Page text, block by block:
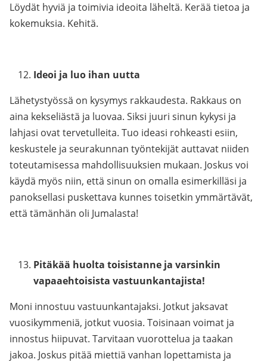
Löydät hyviä ja toimivia ideoita läheltä. Kerää tietoa ja
kokemuksia. Kehitä.
Ideoi ja luo ihan uutta
Lähetystyössä on kysymys rakkaudesta. Rakkaus on
aina kekseliästä ja luovaa. Siksi juuri sinun kykysi ja
lahjasi ovat tervetulleita. Tuo ideasi rohkeasti esiin,
keskustele ja seurakunnan työntekijät auttavat niiden
toteutamisessa mahdollisuuksien mukaan. Joskus voi
käydä myös niin, että sinun on omalla esimerkilläsi ja
panoksellasi puskettava kunnes toisetkin ymmärtävät,
että tämänhän oli Jumalasta!
Pitäkää huolta toisistanne ja varsinkin
vapaaehtoisista vastuunkantajista!
Moni innostuu vastuunkantajaksi. Jotkut jaksavat
vuosikymmeniä, jotkut vuosia. Toisinaan voimat ja
innostus hiipuvat. Tarvitaan vuorottelua ja taakan
jakoa. Joskus pitää miettiä vanhan lopettamista ja